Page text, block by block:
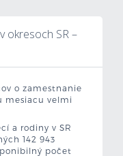
okresoch SR –
o zamestnanie
mesiacu velmi
a rodiny v SR
142 943
počet